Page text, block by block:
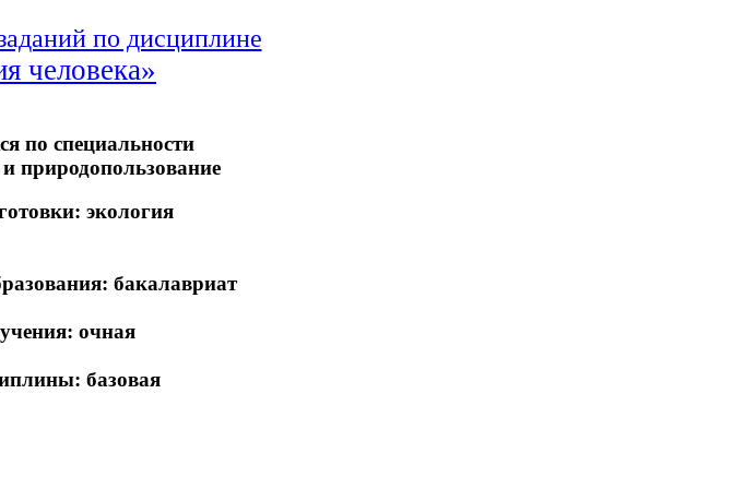
по дисциплине
человека»
по специальности
природопользование
экология
бакалавриат
очная
базовая